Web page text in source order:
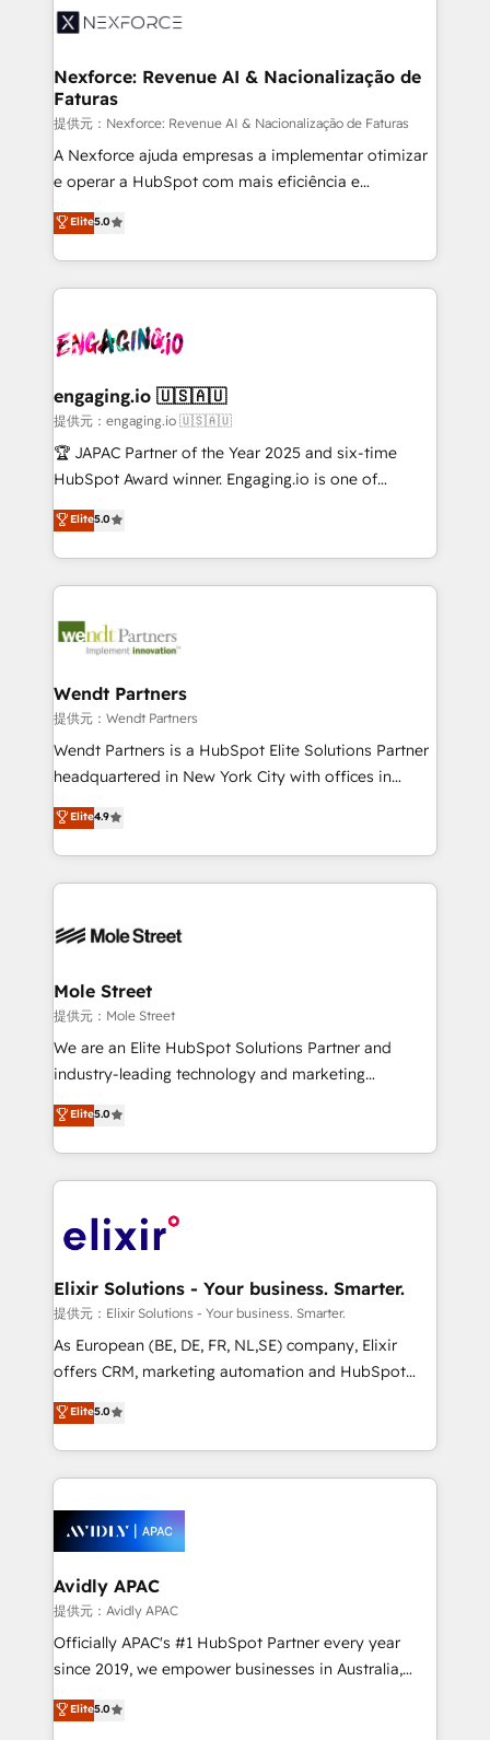
retail, salud, banca, bienes raíces, construcción y
B2B.
workflows; automation agents; process optimization
Healthcare: HIPAA implementations; secure data
workflows 💼 Financial Services: compliant
workflows; audit-ready reporting ⚖️ Legal: client
intake; pipeline and document workflows 🛒 E-
Commerce: Shopify, WooCommerce; lifecycle and
portfolio and lifecycle management 🏭
Manufacturing: ERP integrations; operational
implementations where required 💡 Why 500+
Clients Choose Us: Elite Partner; technical, fast, and
built to scale.
Nexforce: Revenue AI & Nacionalização de
Faturas
提供元：Nexforce: Revenue AI & Nacionalização de Faturas
A Nexforce ajuda empresas a implementar otimizar
e operar a HubSpot com mais eficiência e
previsibilidade de receita. Combinamos Revenue
Operations (RevOps) e Inteligência Artificial para
estruturar processos integrar sistemas organizar
dados e automatizar operações. O objetivo é
operacional de receita conectando equipes
Também somos distribuidores oficiais da HubSpot
e de mais de 150 softwares globais permitindo
contratar e pagar a HubSpot em reais com nota
fiscal no Brasil e gerar economia de até 50% na
Oferecemos ainda agentes de IA especializados em
HubSpot que automatizam tarefas executam rotinas
empresas em 13 países utilizam a Nexforce. Somos
a maior parceira da HubSpot na América Latina e
HubSpot.
Elite5.0
engaging.io 🇺🇸🇦🇺
提供元：engaging.io 🇺🇸🇦🇺
🏆 JAPAC Partner of the Year 2025 and six-time
HubSpot Award winner. Engaging.io is one of
HubSpot’s most experienced Agency Partners
globally, delivering complex HubSpot
implementations for 16+ years. With 700+ projects
completed across APAC and North America, we help
migrations, custom integrations, data architecture,
Salesforce, Microsoft Dynamics, and legacy CRM
migrations; custom integrations with platforms
including Ticketmaster, Ticketek, SevenRooms,
NetSuite, Snowflake, and Salesforce; HubSpot CMS
a Ticketmaster Nexus Partner, we deliver advanced
sports and events integrations in the HubSpot
include five HubSpot Academy accreditations, six
Elite5.0
Wendt Partners
提供元：Wendt Partners
Wendt Partners is a HubSpot Elite Solutions Partner
headquartered in New York City with offices in
Toronto, London and Melbourne. As a global
HubSpot partner, we specialize in working with
sophisticated B2B companies to implement the
HubSpot CRM platform across client organizations.
industrial/manufacturing, professional services,
distribution, commercial real estate, technology,
finserv/fintech, IT managed services, transportation
& logistics, energy/solar, staffing and recruiting,
media, healthcare and government contractors. Our
Technical Solutions, Enablement Solutions, Digital
Solutions and Growth Solutions. As a fully
engagement. In addition, we are SOC 2, ISO 27001,
GDPR and HIPAA compliant for global IT security
Elite4.9
Mole Street
提供元：Mole Street
We are an Elite HubSpot Solutions Partner and
industry-leading technology and marketing
consultancy. Our focus is on enterprise and mid-
market B2B companies globally that want a strategic
approach to execute their goals through creative
applications of our solutions; Technical HubSpot
Design, Migrations + Integrations. Mole Street’s
greatness, which is achieved through creating
absolute clarity, derived from a well-defined
strategy, executed well, and reported on with clear
results. The culture is driven by core values; Joy, Grit,
Mindedness, and Clarity. We are driven to win for the
collective good of the company and its clientele, and
things are happening.
Elite5.0
Elixir Solutions - Your business. Smarter.
提供元：Elixir Solutions - Your business. Smarter.
As European (BE, DE, FR, NL,SE) company, Elixir
offers CRM, marketing automation and HubSpot
integration products and services to mid-market
and enterprise customers. We ensure that your sales,
service and marketing department operates in the
most effective way, while at the same time
integrated buyers journey. Elixir is located in
Brussels, Munich, Cologne "Köln", Paris, Amsterdam
and Stockholm Elixir is a first mover and leader
when it comes to HubSpot sales and service
implementations, highly renowned for our business
acumen, process (re-)design experience and a
integrate HubSpot with complex solutions like SAP,
Elite5.0
Avidly APAC
提供元：Avidly APAC
Officially APAC's #1 HubSpot Partner every year
since 2019, we empower businesses in Australia,
New Zealand, and globally to realise their full
potential through enterprise HubSpot CRM
Elite5.0